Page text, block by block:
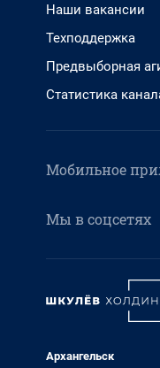
Наши вакансии
Техподдержка
Предвыборная
Статистика
Мобильное
Мы в соцсетях
Архангельск